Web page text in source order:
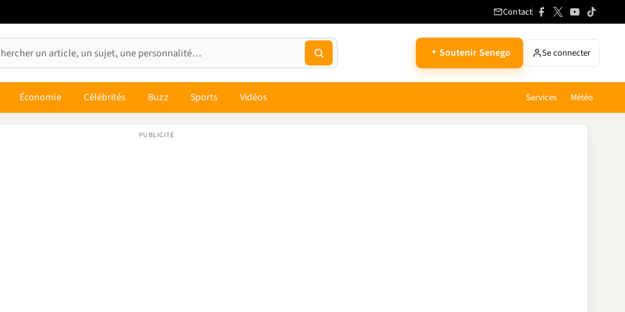
Contact
Soutenir Senego Se connecter
Économie Célébrités Buzz Sports Vidéos Services Météo